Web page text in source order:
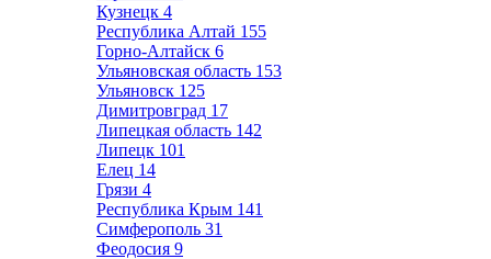
Кузнецк 4
Республика Алтай 155
Горно-Алтайск 6
Ульяновская область 153
Ульяновск 125
Димитровград 17
Липецкая область 142
Липецк 101
Елец 14
Грязи 4
Республика Крым 141
Симферополь 31
Феодосия 9